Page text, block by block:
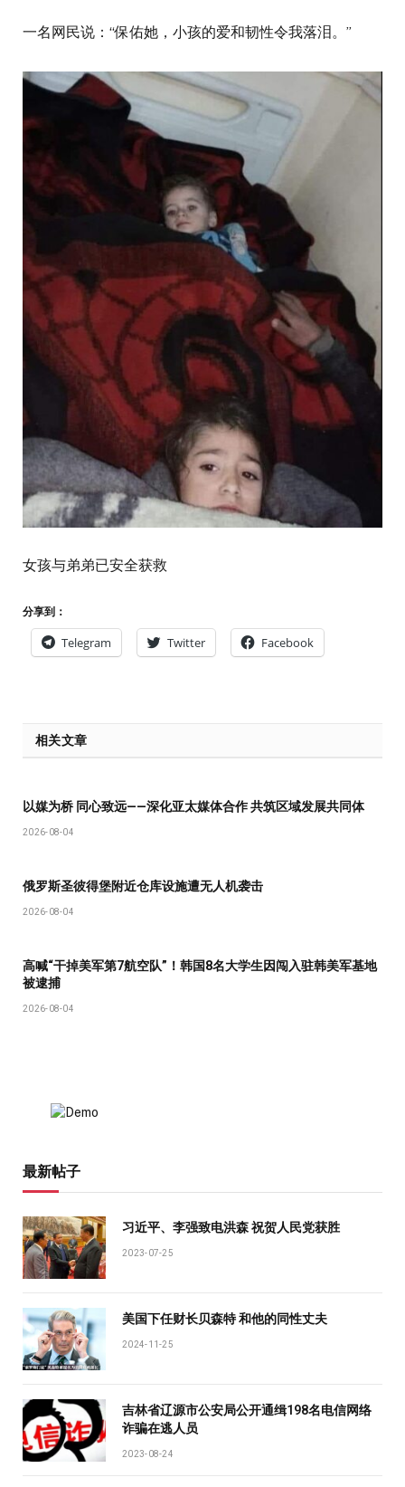
一名网民说：“保佑她，小孩的爱和韧性令我落泪。”
女孩与弟弟已安全获救
分享到：
Telegram Twitter Facebook
相关文章
以媒为桥 同心致远——深化亚太媒体合作 共筑区域发展共同体
2026-08-04
俄罗斯圣彼得堡附近仓库设施遭无人机袭击
2026-08-04
高喊“干掉美军第7航空队”！韩国8名大学生因闯入驻韩美军基地
被逮捕
2026-08-04
最新帖子
习近平、李强致电洪森 祝贺人民党获胜
2023-07-25
美国下任财长贝森特 和他的同性丈夫
2024-11-25
吉林省辽源市公安局公开通缉198名电信网络
诈骗在逃人员
2023-08-24